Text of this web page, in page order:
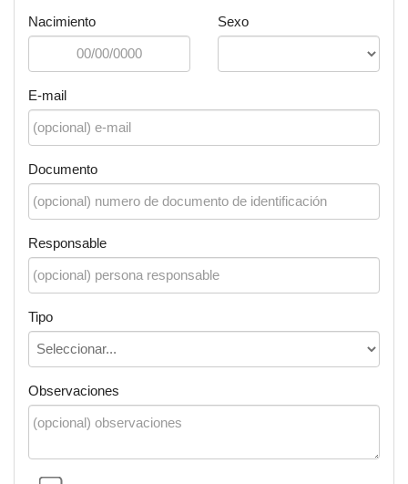
Nacimiento Sexo
E-mail
Documento
Responsable
Tipo
Observaciones